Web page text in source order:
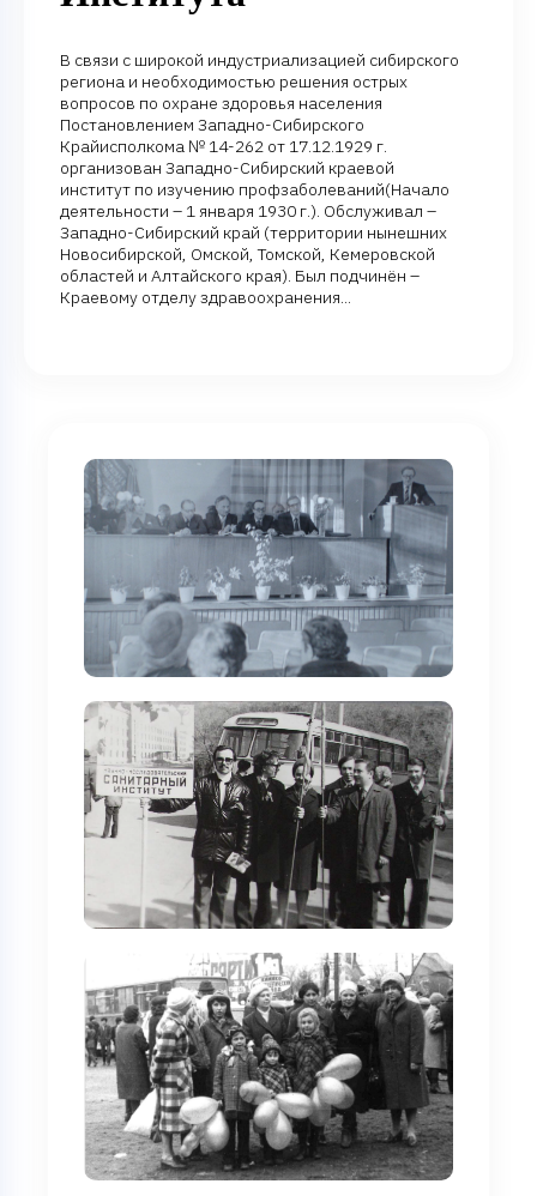
В связи с широкой индустриализацией сибирского
региона и необходимостью решения острых
вопросов по охране здоровья населения
Постановлением Западно-Сибирского
Крайисполкома № 14-262 от 17.12.1929 г.
организован Западно-Сибирский краевой
институт по изучению профзаболеваний(Начало
деятельности – 1 января 1930 г.). Обслуживал –
Западно-Сибирский край (территории нынешних
Новосибирской, Омской, Томской, Кемеровской
областей и Алтайского края). Был подчинён –
Краевому отделу здравоохранения...